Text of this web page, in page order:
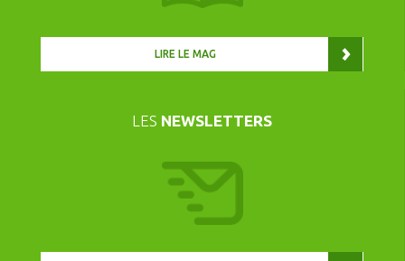
LIRE LE MAG
LES NEWSLETTERS